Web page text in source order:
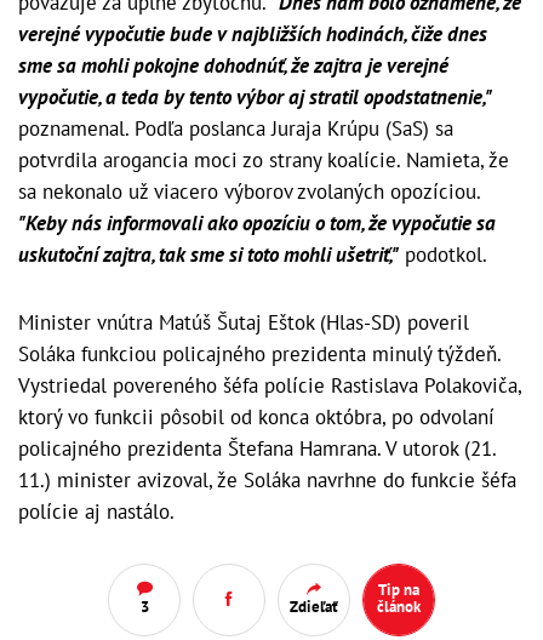
verejné vypočutie bude v najbližších hodinách, čiže dnes
sme sa mohli pokojne dohodnúť, že zajtra je verejné
vypočutie, a teda by tento výbor aj stratil opodstatnenie,"
poznamenal. Podľa poslanca Juraja Krúpu (SaS) sa
potvrdila arogancia moci zo strany koalície. Namieta, že
sa nekonalo už viacero výborov zvolaných opozíciou.
"Keby nás informovali ako opozíciu o tom, že vypočutie sa
uskutoční zajtra, tak sme si toto mohli ušetriť," podotkol.
Minister vnútra Matúš Šutaj Eštok (Hlas-SD) poveril
Soláka funkciou policajného prezidenta minulý týždeň.
Vystriedal povereného šéfa polície Rastislava Polakoviča,
ktorý vo funkcii pôsobil od konca októbra, po odvolaní
policajného prezidenta Štefana Hamrana. V utorok (21.
11.) minister avizoval, že Soláka navrhne do funkcie šéfa
polície aj nastálo.
3 Zdieľať
Tip na
článok